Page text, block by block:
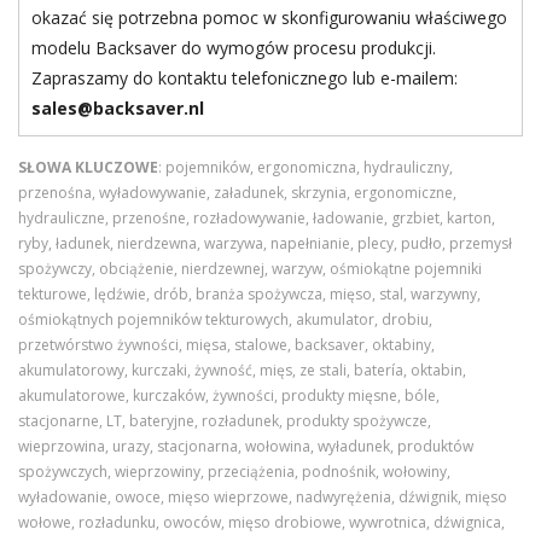
Maszyna LT służy, podobnie jak ręczny wózek paletowy, do
podnoszenia pojemników produktu (mięsa, ryb, warzyw itp.) i
przemieszczania ich w miejsce rozładunku. Ładunek jest
następnie przechylany płynnym ruchem, dopóki produkt nie
zacznie się wysypywać, a nawet głębiej, aż do maksymalnego
kąta wychylenia. Ponieważ ręczne podnoszenie, przykucanie i
schylanie się nie są już potrzebne, zredukowane zostaje ryzyko
bólu pleców, nadwyrężeń i urazów. Zdrowi pracownicy są
bardziej zadowoleni, wydajni i produktywni, a przepustowość
jest zmaksymalizowana.
Mocny akumulator
Maszyny Backsaver są zasilanie akumulatorowo, więc można
ich używać w każdym miejscu podłogi roboczej, niezależnie od
lokalizacji źródeł zasilania. Akumulator jest dostosowany do
pracy w pomieszczeniach chłodniczych i można go podłączyć
do sieci w celu naładowania przez noc. Całkowicie naładowany
akumulator pozwala przeładować ok. 40 ton produktów.
okazać się potrzebna pomoc w skonfigurowaniu właściwego
modelu Backsaver do wymogów procesu produkcji.
Zapraszamy do kontaktu telefonicznego lub e-mailem:
sales@backsaver.nl
SŁOWA KLUCZOWE: pojemników, ergonomiczna, hydrauliczny,
przenośna, wyładowywanie, załadunek, skrzynia, ergonomiczne,
hydrauliczne, przenośne, rozładowywanie, ładowanie, grzbiet, karton,
ryby, ładunek, nierdzewna, warzywa, napełnianie, plecy, pudło, przemysł
spożywczy, obciążenie, nierdzewnej, warzyw, ośmiokątne pojemniki
tekturowe, lędźwie, drób, branża spożywcza, mięso, stal, warzywny,
ośmiokątnych pojemników tekturowych, akumulator, drobiu,
przetwórstwo żywności, mięsa, stalowe, backsaver, oktabiny,
akumulatorowy, kurczaki, żywność, mięs, ze stali, batería, oktabin,
akumulatorowe, kurczaków, żywności, produkty mięsne, bóle,
stacjonarne, LT, bateryjne, rozładunek, produkty spożywcze,
wieprzowina, urazy, stacjonarna, wołowina, wyładunek, produktów
spożywczych, wieprzowiny, przeciążenia, podnośnik, wołowiny,
wyładowanie, owoce, mięso wieprzowe, nadwyrężenia, dźwignik, mięso
wołowe, rozładunku, owoców, mięso drobiowe, wywrotnica, dźwignica,